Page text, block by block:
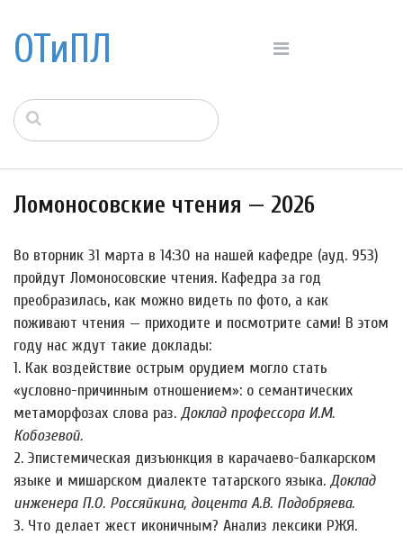
ОТиПЛ
Ломоносовские чтения — 2026
Во вторник 31 марта в 14:30 на нашей кафедре (ауд. 953)
пройдут Ломоносовские чтения. Кафедра за год
преобразилась, как можно видеть по фото, а как
поживают чтения — приходите и посмотрите сами! В этом
году нас ждут такие доклады:
1. Как воздействие острым орудием могло стать
«условно-причинным отношением»: о семантических
метаморфозах слова раз. Доклад профессора И.М.
Кобозевой.
2. Эпистемическая дизъюнкция в карачаево-балкарском
языке и мишарском диалекте татарского языка. Доклад
инженера П.О. Россяйкина, доцента А.В. Подобряева.
3. Что делает жест иконичным? Анализ лексики РЖЯ.